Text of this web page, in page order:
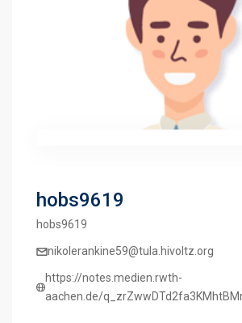
hobs9619
hobs9619
nikolerankine59@tula.hivoltz.org
https://notes.medien.rwth-
aachen.de/